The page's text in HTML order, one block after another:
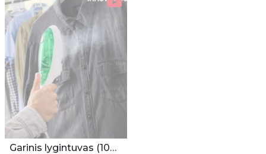
Garinis lygintuvas (1000W)